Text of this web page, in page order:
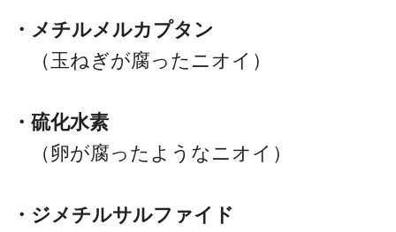
・メチルメルカプタン
（玉ねぎが腐ったニオイ）
・硫化水素
（卵が腐ったようなニオイ）
・ジメチルサルファイド